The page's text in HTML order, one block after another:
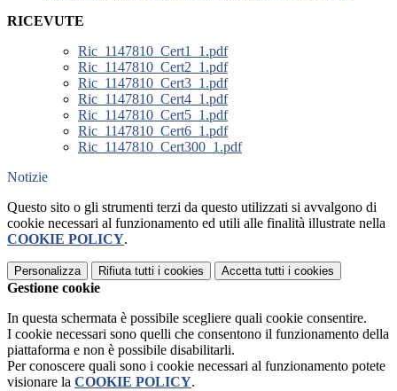
RICEVUTE
Ric_1147810_Cert1_1.pdf
Ric_1147810_Cert2_1.pdf
Ric_1147810_Cert3_1.pdf
Ric_1147810_Cert4_1.pdf
Ric_1147810_Cert5_1.pdf
Ric_1147810_Cert6_1.pdf
Ric_1147810_Cert300_1.pdf
Notizie
Questo sito o gli strumenti terzi da questo utilizzati si avvalgono di
cookie necessari al funzionamento ed utili alle finalità illustrate nella
COOKIE POLICY.
Personalizza Rifiuta tutti i cookies Accetta tutti i cookies
Gestione cookie
In questa schermata è possibile scegliere quali cookie consentire.
I cookie necessari sono quelli che consentono il funzionamento della
piattaforma e non è possibile disabilitarli.
Per conoscere quali sono i cookie necessari al funzionamento potete
visionare la COOKIE POLICY.